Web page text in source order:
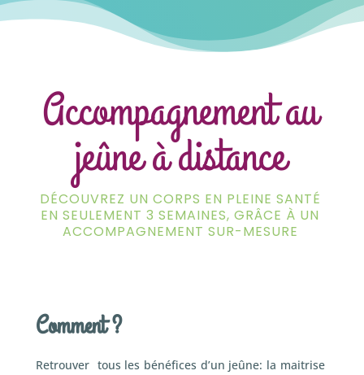
Accompagnement au
jeûne à distance
DÉCOUVREZ UN CORPS EN PLEINE SANTÉ
EN SEULEMENT 3 SEMAINES, GRÂCE À UN
ACCOMPAGNEMENT SUR-MESURE
Comment ?
Retrouver tous les bénéfices d’un jeûne: la maitrise